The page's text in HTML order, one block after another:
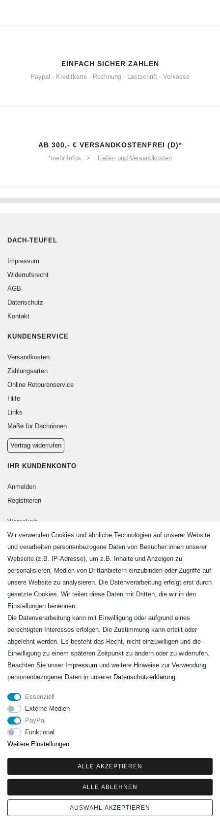
EINFACH SICHER ZAHLEN
Paypal - Kreditkarte - Rechnung - Lastschrift - Vorkasse
AB 300,- € VERSANDKOSTENFREI (D)*
*mehr Infos > Liefer- und Versandkosten
DACH-TEUFEL
Impressum
Widerrufsrecht
AGB
Datenschutz
Kontakt
KUNDENSERVICE
Versandkosten
Zahlungsarten
Online Retourenservice
Hilfe
Links
Maße für Dachrinnen
Vertrag widerrufen
IHR KUNDENKONTO
Anmelden
Registrieren
Warenkorb
Zur Kasse
KONTAKT
Fa. Steffen Jost
Söbrigener Weg 50
D-01796 Pirna
Telefon:+49 (0)3501 507295
info@dach-teufel.de
© Copyright 2026 | Alle Rechte vorbehalten. - | Realisation
Wir verwenden Cookies und ähnliche Technologien auf unserer Website
und verarbeiten personenbezogene Daten von Besucher:innen unserer
Webseite (z.B. IP-Adresse), um z.B. Inhalte und Anzeigen zu
personalisieren, Medien von Drittanbietern einzubinden oder Zugriffe auf
unsere Website zu analysieren. Die Datenverarbeitung erfolgt erst durch
gesetzte Cookies. Wir teilen diese Daten mit Dritten, die wir in den
Einstellungen benennen.
Die Datenverarbeitung kann mit Einwilligung oder aufgrund eines
berechtigten Interesses erfolgen. Die Zustimmung kann erteilt oder
abgelehnt werden. Es besteht das Recht, nicht einzuwilligen und die
Einwilligung zu einem späteren Zeitpunkt zu ändern oder zu widerrufen.
Beachten Sie unser Impressum und weitere Hinweise zur Verwendung
personenbezogener Daten in unserer Daten­schutz­erklärung.
Essenziell
Externe Medien
PayPal
Funktional
Weitere Einstellungen
ALLE AKZEPTIEREN
ALLE ABLEHNEN
AUSWAHL AKZEPTIEREN